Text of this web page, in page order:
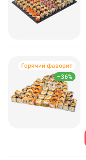
–36%
Горячий фаворит